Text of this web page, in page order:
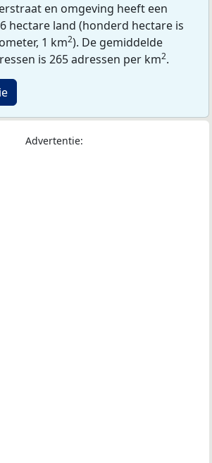
en omgeving heeft een
hectare land (honderd hectare is
1 km2). De gemiddelde
is 265 adressen per km2.
Advertentie: